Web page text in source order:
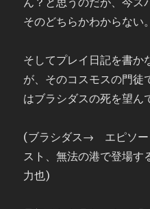
そのどちらかわからない。
そしてプレイ日記を書か
が、そのコスモスの門徒
はブラシダスの死を望ん
(ブラシダス→ エピソー
スト、無法の港で登場す
力也)